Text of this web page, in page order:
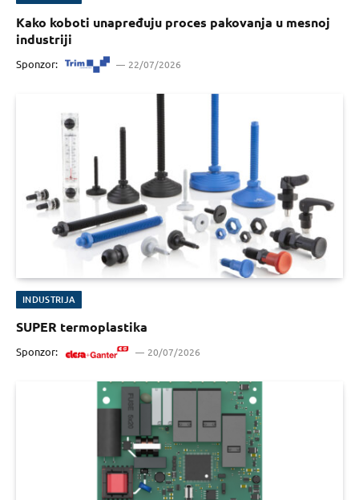
Kako koboti unapređuju proces pakovanja u mesnoj
industriji
Sponzor: 22/07/2026
INDUSTRIJA
SUPER termoplastika
Sponzor: 20/07/2026